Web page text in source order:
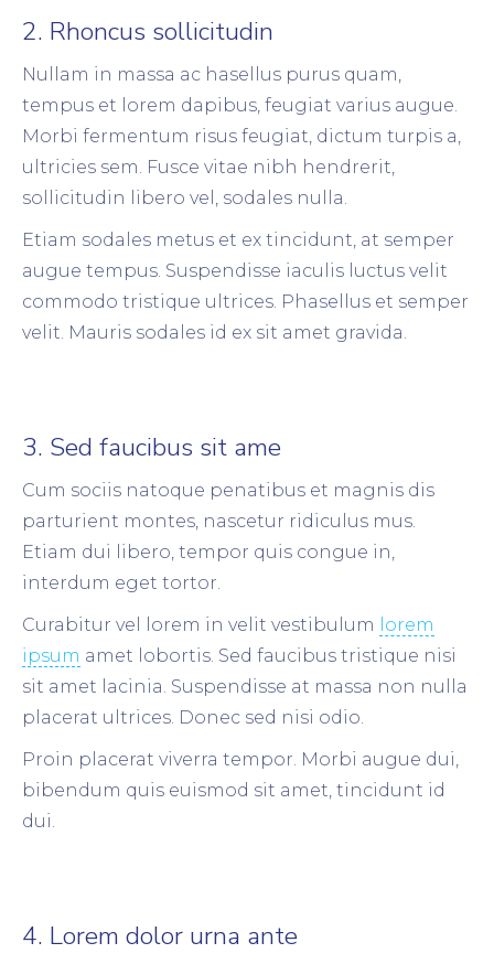
2. Rhoncus sollicitudin
Nullam in massa ac hasellus purus quam,
tempus et lorem dapibus, feugiat varius augue.
Morbi fermentum risus feugiat, dictum turpis a,
ultricies sem. Fusce vitae nibh hendrerit,
sollicitudin libero vel, sodales nulla.
Etiam sodales metus et ex tincidunt, at semper
augue tempus. Suspendisse iaculis luctus velit
commodo tristique ultrices. Phasellus et semper
velit. Mauris sodales id ex sit amet gravida.
3. Sed faucibus sit ame
Cum sociis natoque penatibus et magnis dis
parturient montes, nascetur ridiculus mus.
Etiam dui libero, tempor quis congue in,
interdum eget tortor.
Curabitur vel lorem in velit vestibulum
lorem
ipsum amet lobortis. Sed faucibus tristique nisi
sit amet lacinia. Suspendisse at massa non nulla
placerat ultrices. Donec sed nisi odio.
Proin placerat viverra tempor. Morbi augue dui,
bibendum quis euismod sit amet, tincidunt id
dui.
4. Lorem dolor urna ante